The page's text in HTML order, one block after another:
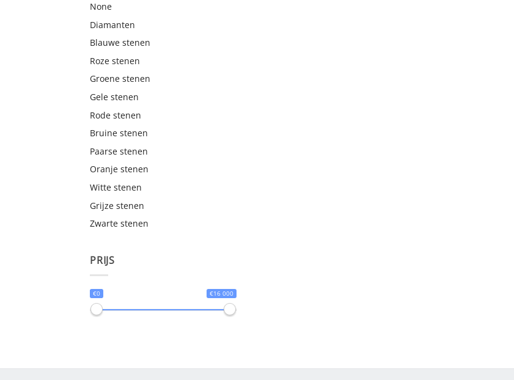
None
Diamanten
Blauwe stenen
Roze stenen
Groene stenen
Gele stenen
Rode stenen
Bruine stenen
Paarse stenen
Oranje stenen
Witte stenen
Grijze stenen
Zwarte stenen
PRIJS
€0 €16 000